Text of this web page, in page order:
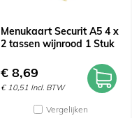
Menukaart Securit A5 4 x
2 tassen wijnrood 1 Stuk
€ 8,69
€ 10,51 Incl. BTW
Vergelijken